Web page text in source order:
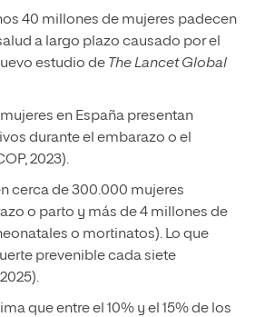
40 millones de mujeres padecen
a largo plazo causado por el
estudio de The Lancet Global
en España presentan
durante el embarazo o el
2023).
cerca de 300.000 mujeres
o parto y más de 4 millones de
o mortinatos). Lo que
prevenible cada siete
que entre el 10% y el 15% de los